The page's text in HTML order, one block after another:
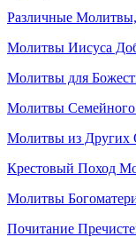
Различные
Молитвы Иисуса
Молитвы для
Молитвы
Молитвы из Других
Крестовый Поход
Молитвы
Почитание